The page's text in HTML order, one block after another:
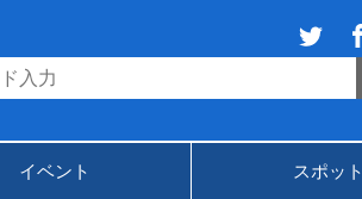
イベント スポット